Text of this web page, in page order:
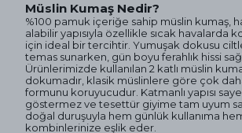
Müslin Kumaş Nedir?
%100 pamuk içeriğe sahip müslin kumaş,
alabilir yapısıyla özellikle sıcak havalarda
için ideal bir tercihtir. Yumuşak dokusu
temas sunarken, gün boyu ferahlık hissi
Ürünlerimizde kullanılan 2 katlı müslin
dokumadır, klasik müslinlere göre çok
formunu koruyucudur. Katmanlı yapısı
göstermez ve tesettür giyime tam uyum
doğal duruşuyla hem günlük kullanıma
kombinlerinize eşlik eder.